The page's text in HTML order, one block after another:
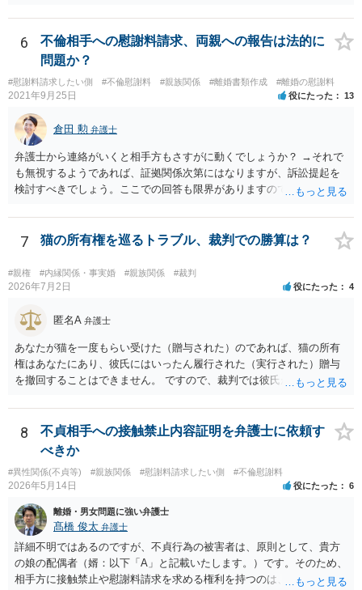
で、弁護士に依頼しづらいということであれば、法テラスの法律扶助
制度を利用できることもあるので、その点も弁護士に相談してみてく
ださい。
6
不倫相手への慰謝料請求、両親への報告は法的に
問題か？
#慰謝料請求したい側 #不倫慰謝料 #親族関係 #離婚書類作成 #離婚の慰謝料
2021年9月25日 役にたった 13
倉田 勲 弁護士
弁護士から連絡がいくと相手方もさすがに動くでしょうか？ →それで
も無視するようであれば、証拠関係次第にはなりますが、訴訟提起を
検討すべきでしょう。ここでの回答も限界がありますので、とりあえ
7 猫の所有権を巡るトラブル、裁判での勝算は？
#親権 #内縁関係・事実婚 #親族関係 #裁判
2026年7月2日 役にたった 4
匿名A 弁護士
あなたが猫を一度もらい受けた（贈与された）のであれば、猫の所有
権はあなたにあり、彼氏にはいったん履行された（実行された）贈与
を撤回することはできません。 ですので、裁判では彼氏が勝つことは
の事情からははっきりしませんので、早めに弁護士に面談相談する方
がいいでしょう。 場合によっては弁護士名で通知等出してもらうほう
がいいかもしれません。
8
不貞相手への接触禁止内容証明を弁護士に依頼す
べきか
#異性関係(不貞等) #親族関係 #慰謝料請求したい側 #不倫慰謝料
2026年5月14日 役にたった 6
離婚・男女問題に強い弁護士
髙橋 俊太 弁護士
詳細不明ではあるのですが、不貞行為の被害者は、原則として、貴方
の娘の配偶者（婿：以下「A」と記載いたします。）です。そのため、
相手方に接触禁止や慰謝料請求を求める権利を持つのは、基本的にはA